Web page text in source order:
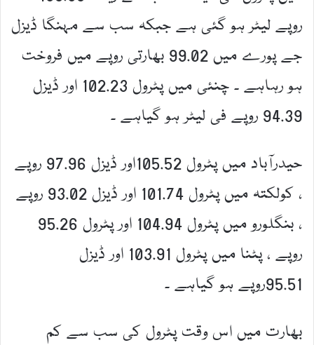
روپے لیٹر ہو گئی ہے جبکہ سب سے مہنگا ڈیزل
جے پورے میں 99.02 بھارتی روپے میں فروخت
ہو رہاہے ۔ چنئی میں پٹرول 102.23 اور ڈیزل
94.39 روپے فی لیٹر ہو گیاہے ۔
حیدرآباد میں پٹرول 105.52اور ڈیزل 97.96 روپے
، کولکتہ میں پٹرول 101.74 اور ڈیزل 93.02 روپے
، بنگلورو میں پٹرول 104.94 اور پٹرول 95.26
روپے ، پٹنا میں پٹرول 103.91 اور ڈیزل
95.51روپے ہو گیاہے ۔
بھارت میں اس وقت پٹرول کی سب سے کم